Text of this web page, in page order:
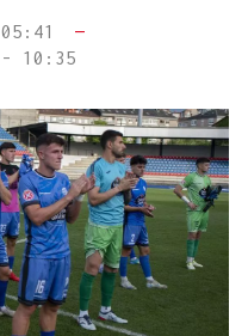
—
- 10:35